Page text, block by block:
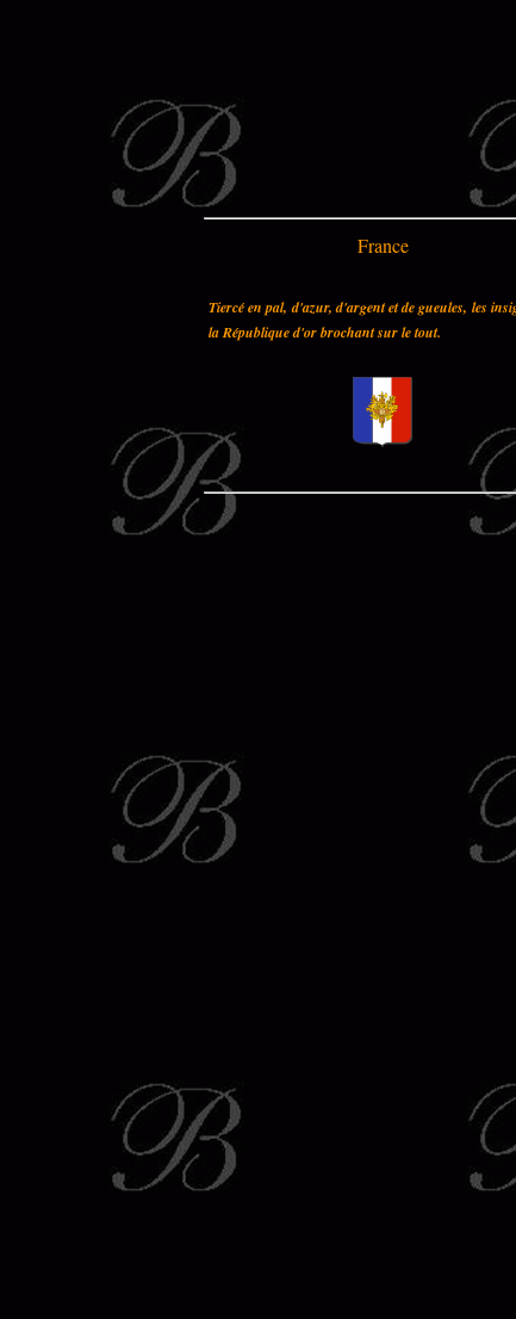
France
Tiercé en pal, d'azur, d'argent et de gueules, les
la République d'or brochant sur le tout.